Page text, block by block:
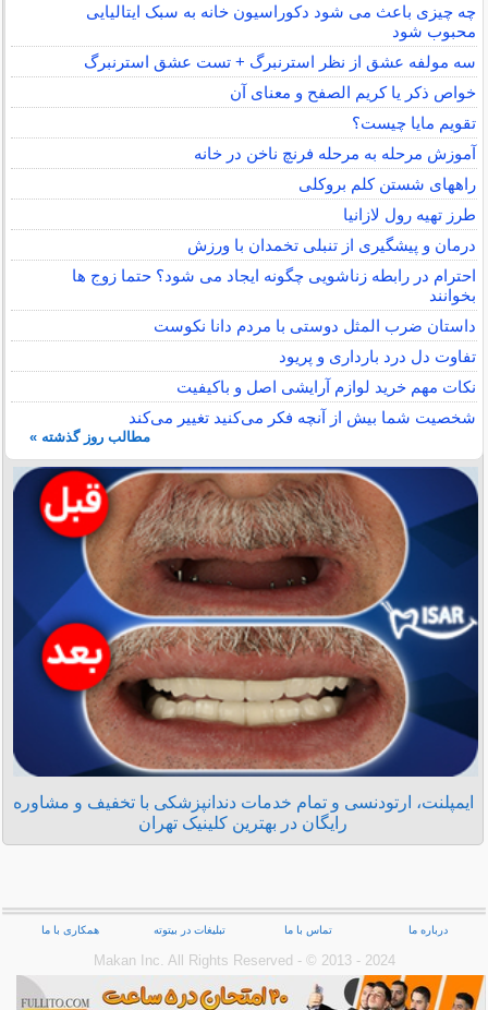
چه چیزی باعث می شود دکوراسیون خانه به سبک ایتالیایی
محبوب شود
سه مولفه عشق از نظر استرنبرگ + تست عشق استرنبرگ
خواص ذکر یا کریم الصفح و معنای آن
تقویم مایا چیست؟
آموزش مرحله به مرحله فرنچ ناخن در خانه
راههای شستن کلم بروکلی
طرز تهیه رول لازانیا
درمان و پیشگیری از تنبلی تخمدان با ورزش
احترام در رابطه زناشویی چگونه ایجاد می شود؟ حتما زوج ها
بخوانند
داستان ضرب المثل دوستی با مردم دانا نكوست
تفاوت دل درد بارداری و پریود
نکات مهم خرید لوازم آرایشی اصل و باکیفیت
شخصیت شما بیش از آنچه فکر می‌کنید تغییر می‌کند
مطالب روز گذشته »
ایمپلنت، ارتودنسی و تمام خدمات دندانپزشکی با تخفیف و مشاوره
رایگان در بهترین کلینیک تهران
درباره ما تماس با ما تبلیغات در بیتوته همکاری با ما
Makan Inc.‎ All Rights Reserved - © 2013 - 2024